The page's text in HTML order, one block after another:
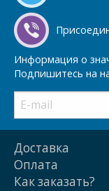
Информация о
Подпишитесь на
Доставка
Оплата
Как заказать?